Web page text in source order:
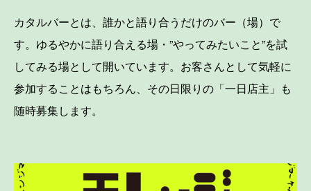
カタルバーとは、誰かと語り合うだけのバー（場）で
す。ゆるやかに語り合える場・”やってみたいこと”を試
してみる場として開いています。お客さんとして気軽に
参加することはもちろん、その日限りの「一日店主」も
随時募集します。